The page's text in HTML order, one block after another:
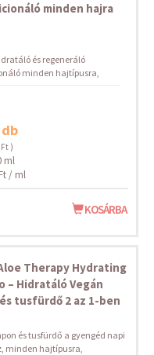
minden hajra
és regeneráló
minden hajtípusra,
)
ml
/ ml
KOSÁRBA
Therapy Hydrating
– Hidratáló Vegán
tusfürdő 2 az 1-ben
és tusfürdő a gyengéd napi
minden hajtípusra,